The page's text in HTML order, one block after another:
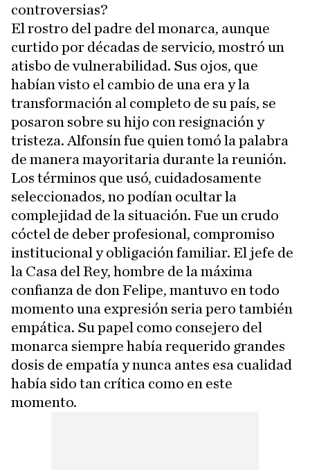
controversias?
El rostro del padre del monarca, aunque
curtido por décadas de servicio, mostró un
atisbo de vulnerabilidad. Sus ojos, que
habían visto el cambio de una era y la
transformación al completo de su país, se
posaron sobre su hijo con resignación y
tristeza. Alfonsín fue quien tomó la palabra
de manera mayoritaria durante la reunión.
Los términos que usó, cuidadosamente
seleccionados, no podían ocultar la
complejidad de la situación. Fue un crudo
cóctel de deber profesional, compromiso
institucional y obligación familiar. El jefe de
la Casa del Rey, hombre de la máxima
confianza de don Felipe, mantuvo en todo
momento una expresión seria pero también
empática. Su papel como consejero del
monarca siempre había requerido grandes
dosis de empatía y nunca antes esa cualidad
había sido tan crítica como en este
momento.